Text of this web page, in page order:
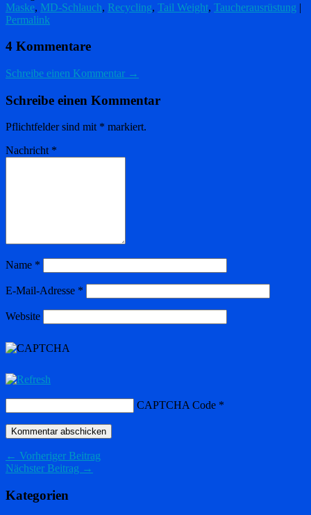
Maske, MD-Schlauch, Recycling, Tail Weight, Taucherausrüstung |
Permalink
4 Kommentare
Schreibe einen Kommentar →
Schreibe einen Kommentar
Pflichtfelder sind mit * markiert.
Nachricht *
Name *
E-Mail-Adresse *
Website
CAPTCHA Code *
← Vorheriger Beitrag
Nächster Beitrag →
Kategorien